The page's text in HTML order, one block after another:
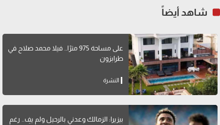
شاهد أيضاً
على مساحة 975 مترًا.. فيلا محمد صلاح في
طرابزون
النشرة
بيزيرا: الزمالك وعدني بالرحيل ولم يفِ.. رغم